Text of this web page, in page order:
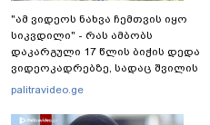
"ამ ვიდეოს ნახვა ჩემთვის იყო
სიკვდილი" - რას ამბობს
დაკარგული 17 წლის ბიჭის დედა
ვიდეოკადრებზე, სადაც შვილის
განწირული ვედრების ხმა
palitravideo.ge